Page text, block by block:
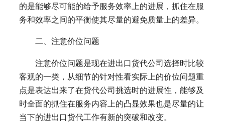
的是能够尽可能的给予服务效率上的进展，抓住在服
务和效率之间的平衡使其尽量的避免质量上的差异。
二、注意价位问题
注意价位问题是现在进出口货代公司选择时比较
客观的一类，从细节的针对性看实际上的价位问题重
点是表达出来了在货代公司挑选时的进展性，能够及
时全面的抓住在服务内容上的凸显效果也是尽量的让
当下的进出口货代工作有新的突破和改变。